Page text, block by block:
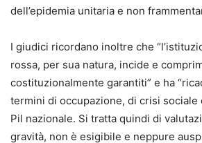
dell’epidemia unitaria e non
I giudici ricordano inoltre che
rossa, per sua natura, incide e
costituzionalmente garantiti” e ha
termini di occupazione, di crisi sociale
Pil nazionale. Si tratta quindi di
gravità, non è esigibile e neppure